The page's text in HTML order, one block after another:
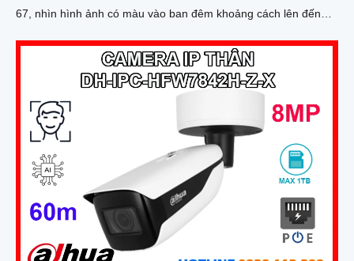
67, nhìn hình ảnh có màu vào ban đêm khoảng cách lên đến